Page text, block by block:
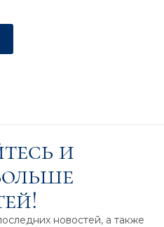
и
новостей, а также